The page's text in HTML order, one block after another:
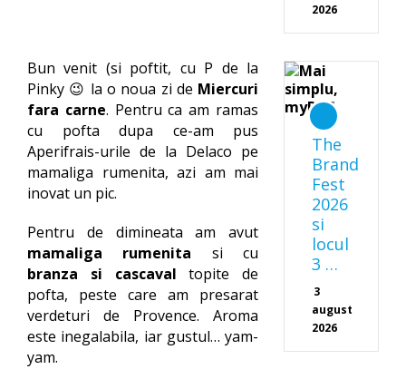
Bun venit (si poftit, cu P de la
Pinky 😉 la o noua zi de Miercuri
fara carne. Pentru ca am ramas
cu pofta dupa ce-am pus
Aperifrais-urile de la Delaco pe
mamaliga rumenita, azi am mai
inovat un pic.
Pentru de dimineata am avut
mamaliga rumenita si cu
branza si cascavaltopite de
pofta, peste care am presarat
verdeturi de Provence. Aroma
este inegalabila, iar gustul… yam-
yam.
2026
The
Brand
Fest
2026
si
locul
3 …
3
august
2026